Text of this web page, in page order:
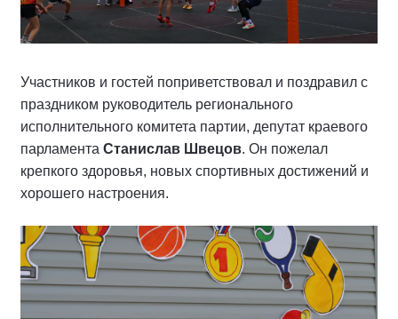
Участников и гостей поприветствовал и поздравил с
праздником руководитель регионального
исполнительного комитета партии, депутат краевого
парламента Станислав Швецов. Он пожелал
крепкого здоровья, новых спортивных достижений и
хорошего настроения.